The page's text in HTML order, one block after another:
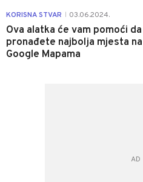
KORISNA STVAR 03.06.2024.
Ova alatka će vam pomoći da
pronađete najbolja mjesta na
Google Mapama